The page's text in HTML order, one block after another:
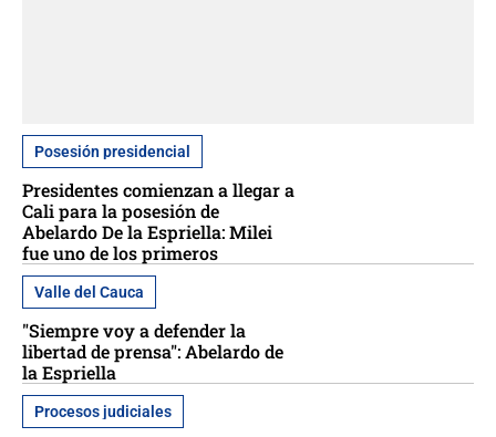
Posesión presidencial
Presidentes comienzan a llegar a
Cali para la posesión de
Abelardo De la Espriella: Milei
fue uno de los primeros
Valle del Cauca
"Siempre voy a defender la
libertad de prensa": Abelardo de
la Espriella
Procesos judiciales